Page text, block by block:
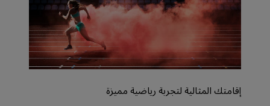
إقامتك المثالية لتجربة رياضية مميزة